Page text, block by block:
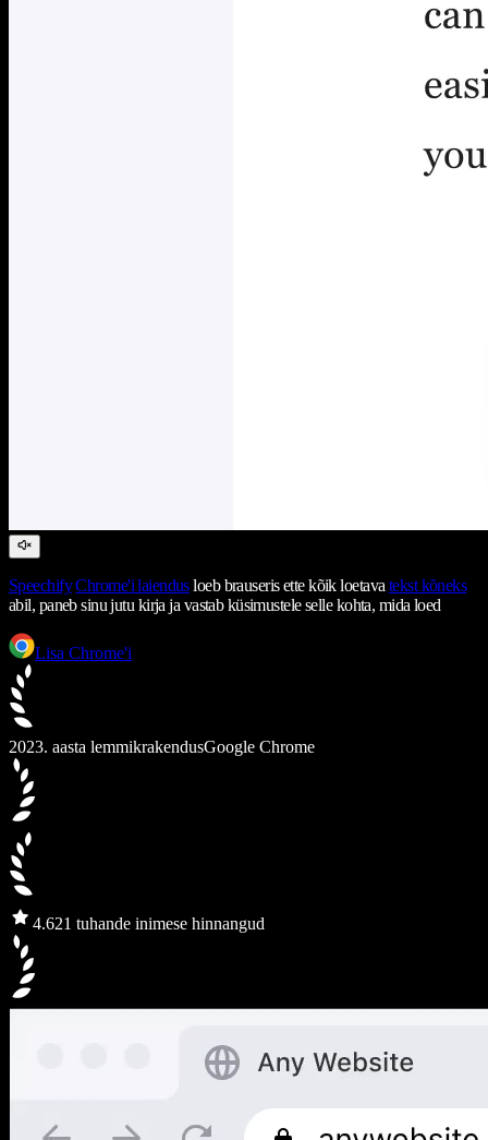
Speechify Chrome'i laiendusloeb brauseris ette kõik loetava tekst kõneks
abil, paneb sinu jutu kirja ja vastab küsimustele selle kohta, mida loed
Lisa Chrome'i
2023. aasta lemmikrakendusGoogle Chrome
4.621 tuhande inimese hinnangud